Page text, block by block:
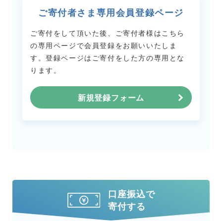
ご寄付者さま専用会員登録ページ
ご寄付をして頂いた後、ご寄付者様はこちら
の専用ページで会員登録をお願いいたしま
す。登録ページはご寄付をした方の専用とな
ります。
新規登録フォーム
口座振込で
寄付する